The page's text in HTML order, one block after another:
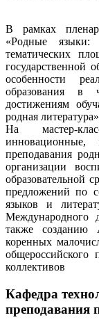
В рамках
«Родные языки:
тематических
государственной
особенности
образования в
достижениям
родная
На мастер-
преподавания
организации
образовательной
предложений по
языков и
Международного
также созданию
коренных
общероссийского
коллективов
Кафедра
преподавания